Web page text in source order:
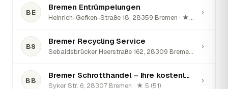
BE
Bremen Entrümpelungen
Heinrich-Gefken-Straße 18, 28359 Bremen · ★ 5 (44)
›
BS
Bremer Recycling Service
Sebaldsbrücker Heerstraße 162, 28309 Bremen · ★ 4,8 (105)
›
BB
Bremer Schrotthandel – Ihre kostenlose Schrottabholung in Bremen
Syker Str. 6, 28307 Bremen · ★ 5 (51)
›